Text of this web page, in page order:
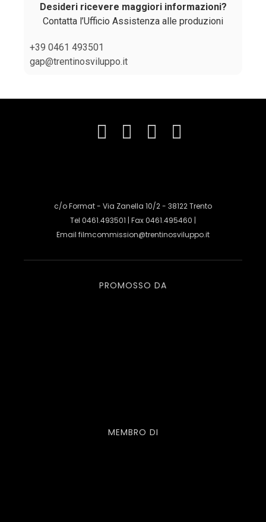
Desideri ricevere maggiori informazioni?
Contatta l’Ufficio Assistenza alle produzioni
+39 0461 493501
gap@trentinosviluppo.it
c/o Format - Via Zanella 10/2 - 38122 Trento
Tel 0461.493501 | Fax 0461.495460 |
Email filmcommission@trentinosviluppo.it
PROMOSSO DA
MEMBRO DI